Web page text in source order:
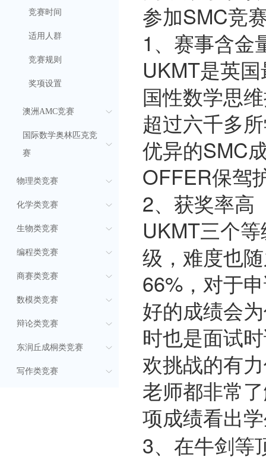
竞赛时间
适用人群
竞赛规则
奖项设置
澳洲AMC竞赛
国际数学奥林匹克竞
赛
物理类竞赛
化学类竞赛
生物类竞赛
编程类竞赛
商赛类竞赛
数模类竞赛
辩论类竞赛
东润丘成桐类竞赛
写作类竞赛
参加SMC竞
1、赛事含金
UKMT是英
国性数学思
超过六千多
优异的SMC
OFFER保驾
2、获奖率高
UKMT三个
级，难度也
66%，对于
好的成绩会
时也是面试
欢挑战的有
老师都非常
项成绩看出
3、在牛剑等